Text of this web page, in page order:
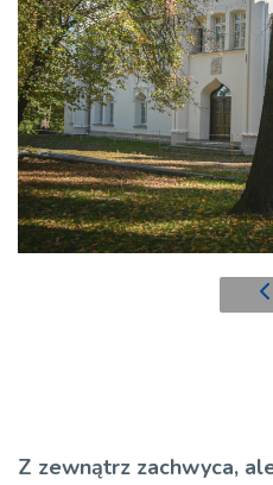
Z zewnątrz zachwyca,